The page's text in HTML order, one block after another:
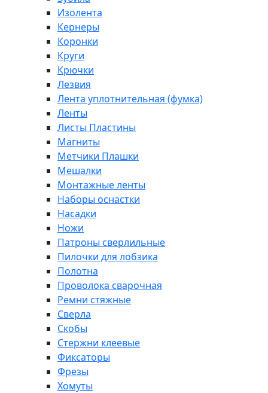
Изолента
Кернеры
Коронки
Круги
Крючки
Лезвия
Лента уплотнительная (фумка)
Ленты
Листы Пластины
Магниты
Метчики Плашки
Мешалки
Монтажные ленты
Наборы оснастки
Насадки
Ножи
Патроны сверлильные
Пилочки для лобзика
Полотна
Проволока сварочная
Ремни стяжные
Сверла
Скобы
Стержни клеевые
Фиксаторы
Фрезы
Хомуты